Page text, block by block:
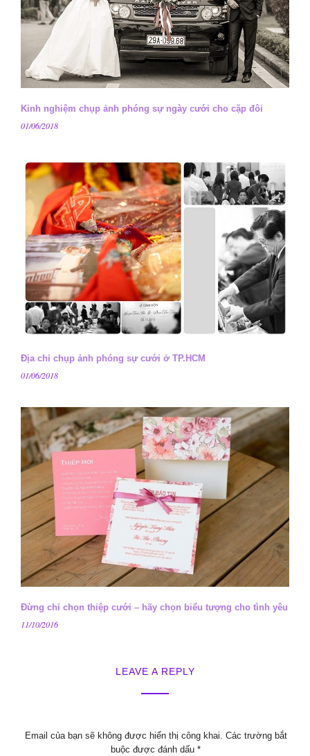
Kinh nghiệm chụp ảnh phóng sự ngày cưới cho cặp đôi
01/06/2018
Địa chỉ chụp ảnh phóng sự cưới ở TP.HCM
01/06/2018
Đừng chỉ chọn thiệp cưới – hãy chọn biểu tượng cho tình yêu
11/10/2016
LEAVE A REPLY
Email của bạn sẽ không được hiển thị công khai. Các trường bắt
buộc được đánh dấu*